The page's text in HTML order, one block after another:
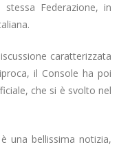
Federazione, in
caratterizzata
il Console ha poi
che si è svolto nel
una bellissima notizia,